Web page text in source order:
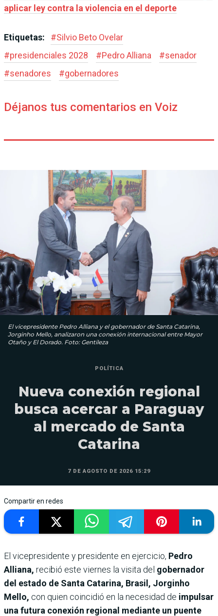
aplicar ley contra la violencia en el deporte
Etiquetas: #Silvio Beto Ovelar
#presidenciales 2028 #Pedro Alliana #senador
#senadores #gobernadores
Déjanos tus comentarios en Voiz
El vicepresidente Pedro Alliana y el gobernador de Santa Catarina,
Jorginho Mello, analizaron una conexión internacional entre Mayor
Otaño y El Dorado. Foto: Gentileza
POLÍTICA
Nueva conexión regional
busca acercar a Paraguay
al mercado de Santa
Catarina
7 DE AGOSTO DE 2026 15:29
Compartir en redes
El vicepresidente y presidente en ejercicio, Pedro
Alliana, recibió este viernes la visita del gobernador
del estado de Santa Catarina, Brasil, Jorginho
Mello, con quien coincidió en la necesidad de impulsar
una futura conexión regional mediante un puente